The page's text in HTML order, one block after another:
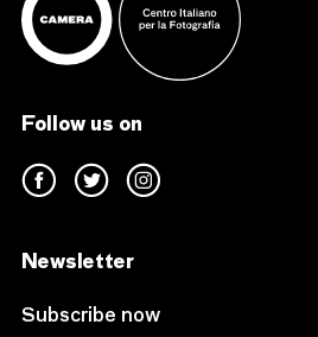
Follow us on
Newsletter
Subscribe now